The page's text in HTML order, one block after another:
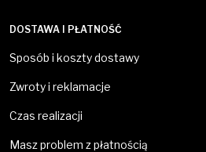
DOSTAWA I PŁATNOŚĆ
Sposób i koszty dostawy
Zwroty i reklamacje
Czas realizacji
Masz problem z płatnością